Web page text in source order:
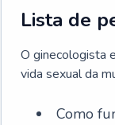
Lista de
O ginecologista
vida sexual da
Como